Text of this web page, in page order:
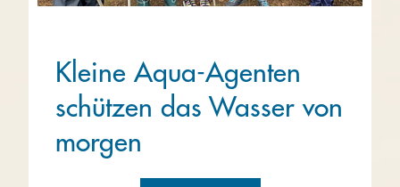
Kleine Aqua-Agenten
schützen das Wasser von
morgen